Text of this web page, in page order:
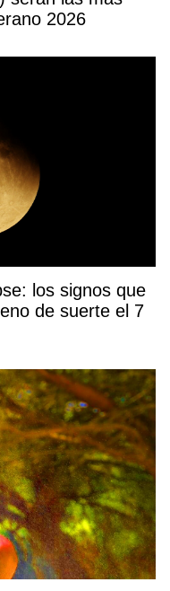
2026
los signos que
de suerte el 7